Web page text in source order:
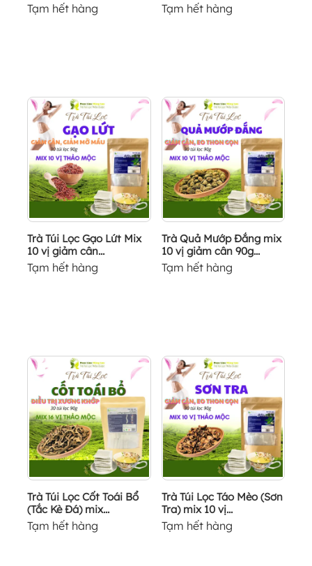
Tạm hết hàng Tạm hết hàng
Trà Túi Lọc Gạo Lứt Mix
10 vị giảm cân...
Tạm hết hàng
Trà Quả Mướp Đắng mix
10 vị giảm cân 90g...
Tạm hết hàng
Trà Túi Lọc Cốt Toái Bổ
(Tắc Kè Đá) mix...
Tạm hết hàng
Trà Túi Lọc Táo Mèo (Sơn
Tra) mix 10 vị...
Tạm hết hàng